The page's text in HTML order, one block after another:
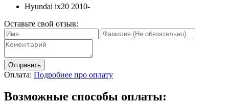
Hyundai ix20 2010-
Оставьте свой отзыв:
Отправить
Оплата: Подробнее про оплату
Возможные способы оплаты: